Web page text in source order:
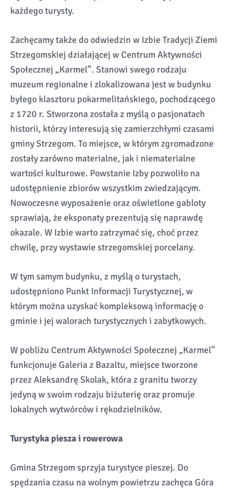
każdego turysty.
Zachęcamy także do odwiedzin w Izbie Tradycji Ziemi
Strzegomskiej działającej w Centrum Aktywności
Społecznej „Karmel”. Stanowi swego rodzaju
muzeum regionalne i zlokalizowana jest w budynku
byłego klasztoru pokarmelitańskiego, pochodzącego
z 1720 r. Stworzona została z myślą o pasjonatach
historii, którzy interesują się zamierzchłymi czasami
gminy Strzegom. To miejsce, w którym zgromadzone
zostały zarówno materialne, jak i niematerialne
wartości kulturowe. Powstanie Izby pozwoliło na
udostępnienie zbiorów wszystkim zwiedzającym.
Nowoczesne wyposażenie oraz oświetlone gabloty
sprawiają, że eksponaty prezentują się naprawdę
okazale. W Izbie warto zatrzymać się, choć przez
chwilę, przy wystawie strzegomskiej porcelany.
W tym samym budynku, z myślą o turystach,
udostępniono Punkt Informacji Turystycznej, w
którym można uzyskać kompleksową informację o
gminie i jej walorach turystycznych i zabytkowych.
W pobliżu Centrum Aktywności Społecznej „Karmel”
funkcjonuje Galeria z Bazaltu, miejsce tworzone
przez Aleksandrę Skolak, która z granitu tworzy
jedyną w swoim rodzaju biżuterię oraz promuje
lokalnych wytwórców i rękodzielników.
Turystyka piesza i rowerowa
Gmina Strzegom sprzyja turystyce pieszej. Do
spędzania czasu na wolnym powietrzu zachęca Góra